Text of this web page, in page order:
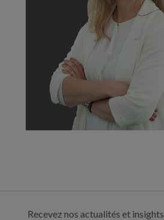
Recevez nos actualités et insights